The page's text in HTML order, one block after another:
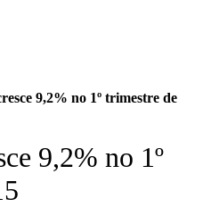
9,2% no 1º trimestre de
9,2% no 1º